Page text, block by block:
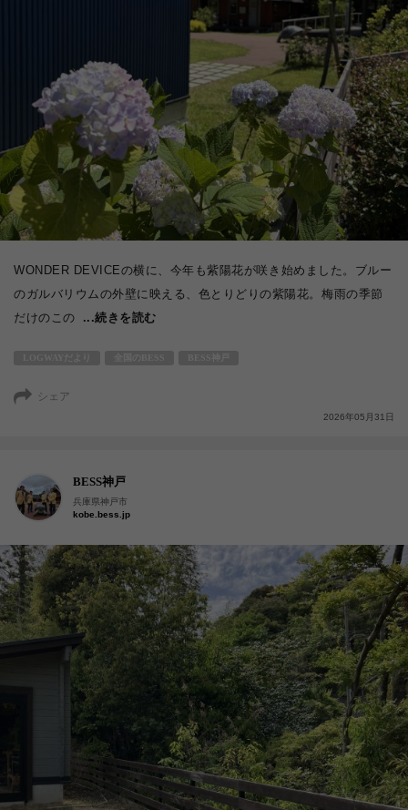
WONDER DEVICEの横に、今年も紫陽花が咲き始めました。ブルー
のガルバリウムの外壁に映える、色とりどりの紫陽花。梅雨の季節
だけのこの
...続きを読む
シェア
2026年05月31日
BESS神戸
兵庫県神戸市
kobe.bess.jp